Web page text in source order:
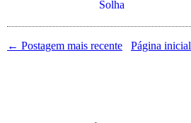
Solha
← Postagem mais recente Página inicial